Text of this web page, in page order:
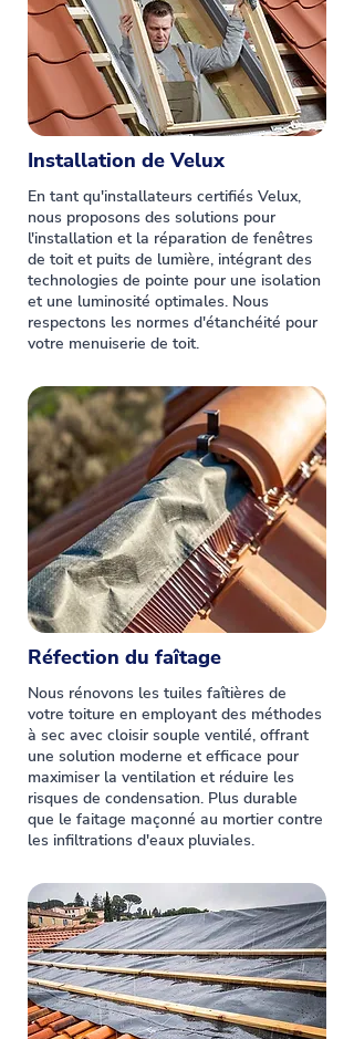
Installation de Velux
En tant qu'installateurs certifiés Velux,
nous proposons des solutions pour
l'installation et la réparation de fenêtres
de toit et puits de lumière, intégrant des
technologies de pointe pour une isolation
et une luminosité optimales. Nous
respectons les normes d'étanchéité pour
votre menuiserie de toit.
Réfection du faîtage
Nous rénovons les tuiles faîtières de
votre toiture en employant des méthodes
à sec avec cloisir souple ventilé, offrant
une solution moderne et efficace pour
maximiser la ventilation et réduire les
risques de condensation. Plus durable
que le faitage maçonné au mortier contre
les infiltrations d'eaux pluviales.